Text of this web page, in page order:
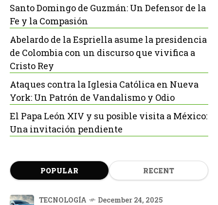
Santo Domingo de Guzmán: Un Defensor de la
Fe y la Compasión
Abelardo de la Espriella asume la presidencia
de Colombia con un discurso que vivifica a
Cristo Rey
Ataques contra la Iglesia Católica en Nueva
York: Un Patrón de Vandalismo y Odio
El Papa León XIV y su posible visita a México:
Una invitación pendiente
POPULAR RECENT
TECNOLOGÍA December 24, 2025